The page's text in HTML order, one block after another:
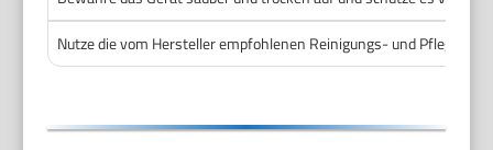
Nutze die vom Hersteller empfohlenen Reinigungs- und